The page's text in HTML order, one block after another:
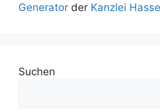
Generator der Kanzlei
Suchen